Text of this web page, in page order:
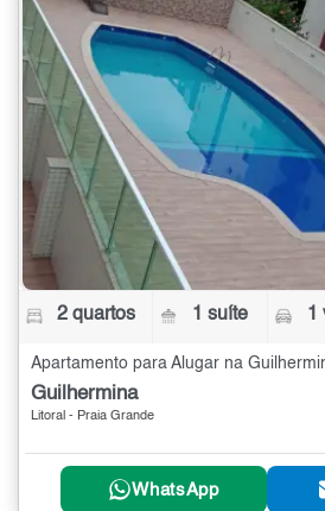
2 quartos 1 suíte 1
Apartamento para Alugar na
Guilhermina
Litoral - Praia Grande
WhatsApp